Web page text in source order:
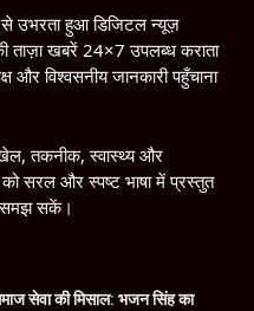
उभरता हुआ डिजिटल न्यूज़
ताज़ा खबरें 24×7 उपलब्ध कराता
और विश्वसनीय जानकारी पहुँचाना
खेल, तकनीक, स्वास्थ्य और
को सरल और स्पष्ट भाषा में प्रस्तुत
समझ सकें।
सेवा की मिसाल: भजन सिंह का